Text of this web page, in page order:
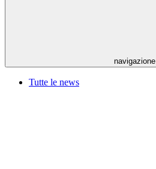
navigazione
Tutte le news